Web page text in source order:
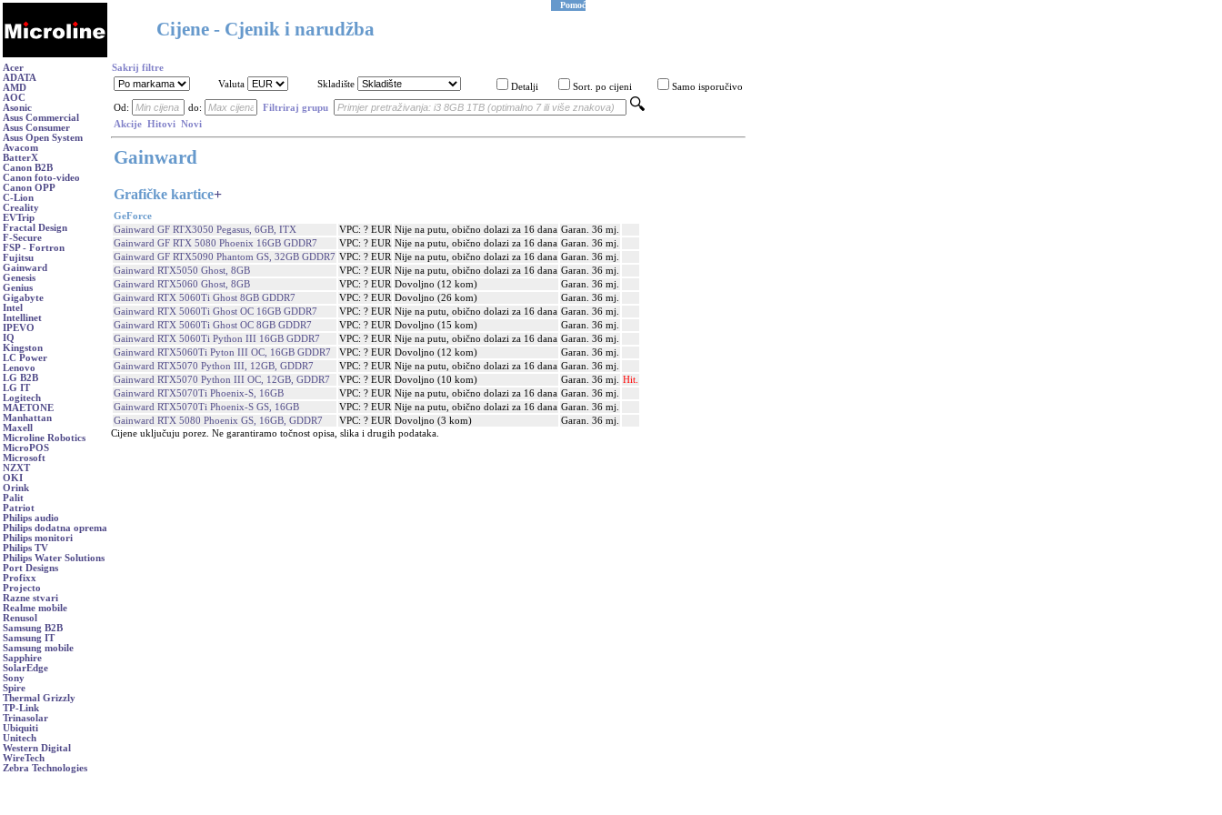
Cijene - Cjenik i narudžba
Pomoć
Acer
ADATA
AMD
AOC
Asonic
Asus Commercial
Asus Consumer
Asus Open System
Avacom
BatterX
Canon B2B
Canon foto-video
Canon OPP
C-Lion
Creality
EVTrip
Fractal Design
F-Secure
FSP - Fortron
Fujitsu
Gainward
Genesis
Genius
Gigabyte
Intel
Intellinet
IPEVO
IQ
Kingston
LC Power
Lenovo
LG B2B
LG IT
Logitech
MAETONE
Manhattan
Maxell
Microline Robotics
MicroPOS
Microsoft
NZXT
OKI
Orink
Palit
Patriot
Philips audio
Philips dodatna oprema
Philips monitori
Philips TV
Philips Water Solutions
Port Designs
Profixx
Projecto
Razne stvari
Realme mobile
Renusol
Samsung B2B
Samsung IT
Samsung mobile
Sapphire
SolarEdge
Sony
Spire
Thermal Grizzly
TP-Link
Trinasolar
Ubiquiti
Unitech
Western Digital
WireTech
Zebra Technologies
Sakrij filtre
Valuta
Skladište Detalji Sort. po cijeni Samo isporučivo
Od: do:
Filtriraj grupu
Akcije Hitovi Novi
Gainward
Grafičke kartice+
GeForce
Gainward GF RTX3050 Pegasus, 6GB, ITX
VPC: ? EUR Nije na putu, obično dolazi za 16 dana Garan. 36 mj.
Gainward GF RTX 5080 Phoenix 16GB GDDR7
VPC: ? EUR Nije na putu, obično dolazi za 16 dana Garan. 36 mj.
Gainward GF RTX5090 Phantom GS, 32GB GDDR7 VPC: ? EUR Nije na putu, obično dolazi za 16 dana Garan. 36 mj.
Gainward RTX5050 Ghost, 8GB
VPC: ? EUR Nije na putu, obično dolazi za 16 dana Garan. 36 mj.
Gainward RTX5060 Ghost, 8GB
VPC: ? EUR Dovoljno (12 kom)
Garan. 36 mj.
Gainward RTX 5060Ti Ghost 8GB GDDR7
VPC: ? EUR Dovoljno (26 kom)
Garan. 36 mj.
Gainward RTX 5060Ti Ghost OC 16GB GDDR7
VPC: ? EUR Nije na putu, obično dolazi za 16 dana Garan. 36 mj.
Gainward RTX 5060Ti Ghost OC 8GB GDDR7
VPC: ? EUR Dovoljno (15 kom)
Garan. 36 mj.
Gainward RTX 5060Ti Python III 16GB GDDR7
VPC: ? EUR Nije na putu, obično dolazi za 16 dana Garan. 36 mj.
Gainward RTX5060Ti Pyton III OC, 16GB GDDR7
VPC: ? EUR Dovoljno (12 kom)
Garan. 36 mj.
Gainward RTX5070 Python III, 12GB, GDDR7
VPC: ? EUR Nije na putu, obično dolazi za 16 dana Garan. 36 mj.
Gainward RTX5070 Python III OC, 12GB, GDDR7
VPC: ? EUR Dovoljno (10 kom) Garan. 36 mj.
Hit.
Gainward RTX5070Ti Phoenix-S, 16GB
VPC: ? EUR Nije na putu, obično dolazi za 16 dana Garan. 36 mj.
Gainward RTX5070Ti Phoenix-S GS, 16GB
VPC: ? EUR Nije na putu, obično dolazi za 16 dana Garan. 36 mj.
Gainward RTX 5080 Phoenix GS, 16GB, GDDR7
VPC: ? EUR Dovoljno (3 kom)
Garan. 36 mj.
Cijene uključuju porez. Ne garantiramo točnost opisa, slika i drugih podataka.